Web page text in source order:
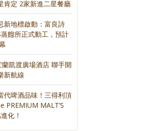
肯定 2家新進二星餐廳
新地標啟動：富良詩
蒸餾所正式動工，預計
凱渡廣場酒店 聯手開
新航線
代啤酒品味！三得利頂
PREMIUM MALT’S
化！